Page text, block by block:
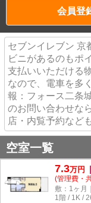
会員登
セブンイレブン 京
ビニがあるのもポ
支払いいただける
なので、電車を多
報：フォース二条
のお問い合わせな
店・内覧予約など
空室一覧
7.3万円
(管理費・
敷：1ヶ月
1階 / 1K /